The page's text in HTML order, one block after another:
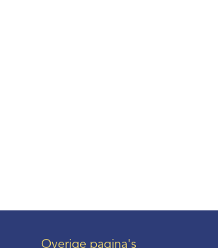
Overige pagina's